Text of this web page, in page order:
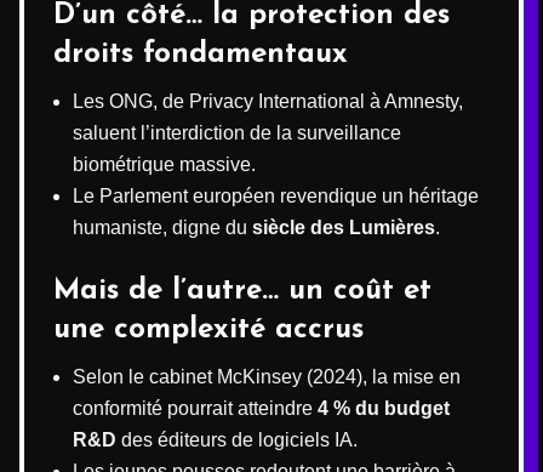
D’un côté… la protection des
droits fondamentaux
Les ONG, de Privacy International à Amnesty,
saluent l’interdiction de la surveillance
biométrique massive.
Le Parlement européen revendique un héritage
humaniste, digne du siècle des Lumières.
Mais de l’autre… un coût et
une complexité accrus
Selon le cabinet McKinsey (2024), la mise en
conformité pourrait atteindre 4 % du budget
R&D des éditeurs de logiciels IA.